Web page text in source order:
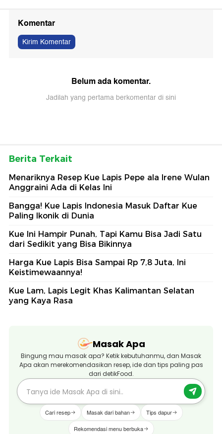
Komentar
Kirim Komentar
Belum ada komentar.
Jadilah yang pertama berkomentar di sini
Berita Terkait
Menariknya Resep Kue Lapis Pepe ala Irene Wulan
Anggraini Ada di Kelas Ini
Bangga! Kue Lapis Indonesia Masuk Daftar Kue
Paling Ikonik di Dunia
Kue Ini Hampir Punah, Tapi Kamu Bisa Jadi Satu
dari Sedikit yang Bisa Bikinnya
Harga Kue Lapis Bisa Sampai Rp 7,8 Juta, Ini
Keistimewaannya!
Kue Lam, Lapis Legit Khas Kalimantan Selatan
yang Kaya Rasa
Masak Apa
Bingung mau masak apa? Ketik kebutuhanmu, dan Masak
Apa akan merekomendasikan resep, ide dan tips paling pas
dari detikFood.
Cari resep Masak dari bahan Tips dapur
Rekomendasi menu berbuka